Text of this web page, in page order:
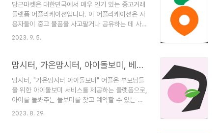
니다. 더불어 사용자들의 의견을 수렴하여 지속적인
개선을 통해 더욱 풍성한 기능을 제공할 것입니다.
주요 기능 및 특징. 다양한 채널 제공: 어플은
MBC, KBS, SBS, JTBC 등 주요 공중파 방송사
당근마켓은 대한민국에서 매우 인기 있는 중고거래
플랫폼 어플리케이션입니다. 이 어플리케이션은 사
용자들이 중고 물품을 사고팔거나 공유하는 데 사용
됩니다. 아래에는 당근마켓 어플의 주요 특징과 기
구매할 수 있습니다. 이를 통해 새 제품을 구매하는
반 서비스: 당근마켓은 사용자의 현재 위치를 기반
으로 근처에 있는 물품 및 판매자를 검색할 수 있습
니다. 이로써 거래가 편리하게 이루어집니다. 채팅
기능: 구매자와 판매자 간에 실시간으로 대화할 수
2023. 9. 5.
맘시터, 가온맘시터, 아이돌보미, 베이비시터, 산전 산후 도우미
맘시터, "가온맘시터 아이돌보미" 어플은 부모님들
을 위한 아이돌보미 서비스를 제공하는 플랫폼으로,
아이를 돌봐주는 돌보미를 찾고 예약할 수 있는 어
플리케이션입니다. "가온맘시터"는 아이돌보미 어
2023. 8. 29.